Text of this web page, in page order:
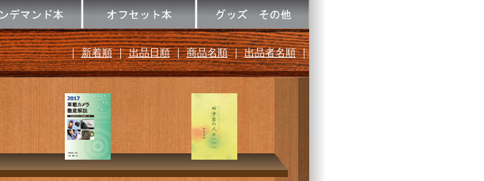
｜新着順｜出品日順｜商品名順｜出品者名順｜